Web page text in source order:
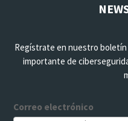
Regístrate en nuestro
importante de
Correo electrónico